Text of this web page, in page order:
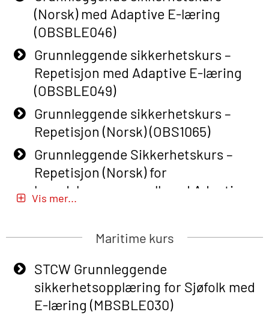
(Norsk) med Adaptive E-læring
(OBSBLE046)
Grunnleggende sikkerhetskurs –
Repetisjon med Adaptive E-læring
(OBSBLE049)
Grunnleggende sikkerhetskurs –
Repetisjon (Norsk) (OBS1065)
Grunnleggende Sikkerhetskurs –
Repetisjon (Norsk) for
beredskapspersonell med Adaptive
E-læring (OBSBLE051)
Basic Safety Training (English) – with
Adaptive E-learning (OBSBLE047)
Basic Safety Training – Refresher
Course (English) with E-learning
(OBSBLE048)
Vis mer...
Maritime kurs
STCW Grunnleggende
sikkerhetsopplæring for Sjøfolk med
E-læring (MBSBLE030)